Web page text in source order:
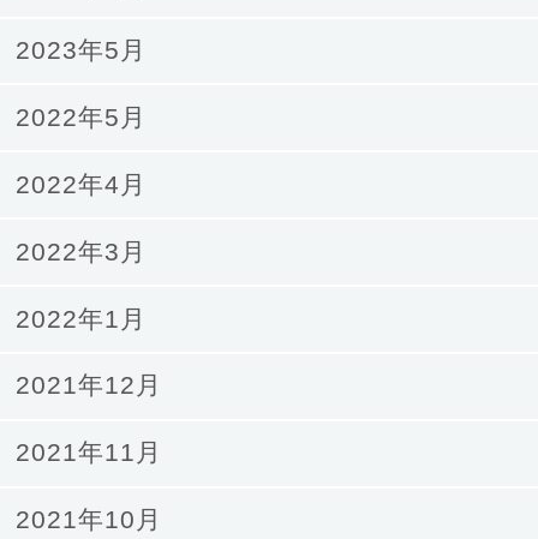
2023年5月
2022年5月
2022年4月
2022年3月
2022年1月
2021年12月
2021年11月
2021年10月